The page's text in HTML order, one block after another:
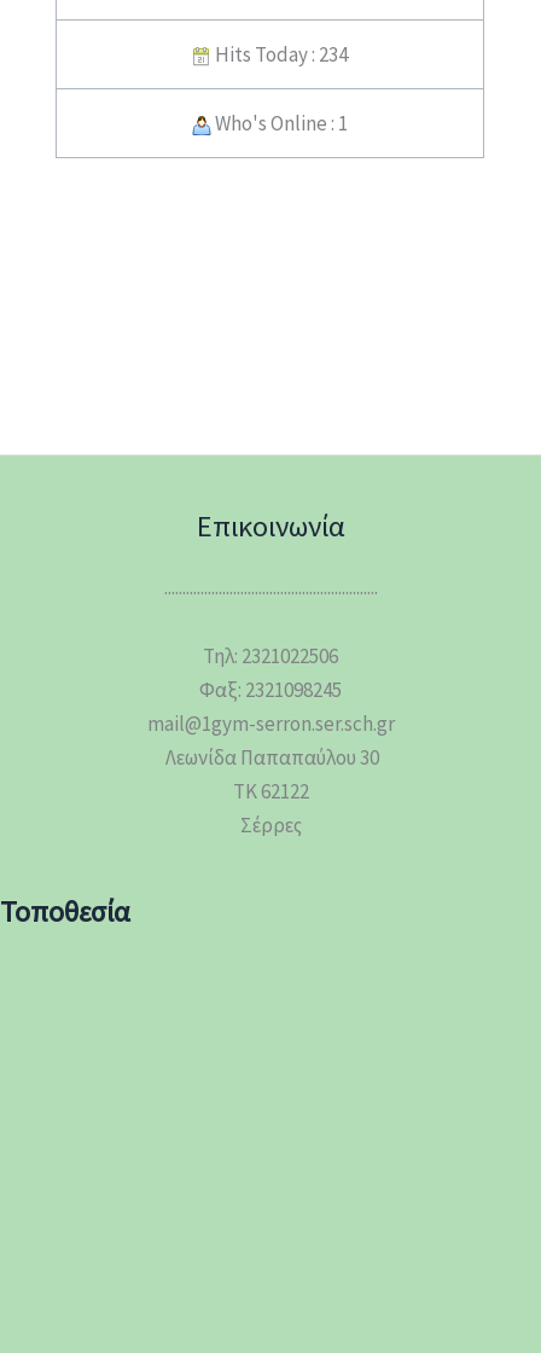
Hits Today : 234
Who's Online : 1
Επικοινωνία
...........................................................
Τηλ: 2321022506
Φαξ: 2321098245
mail@1gym-serron.ser.sch.gr
Λεωνίδα Παπαπαύλου 30
ΤΚ 62122
Σέρρες
Τοποθεσία